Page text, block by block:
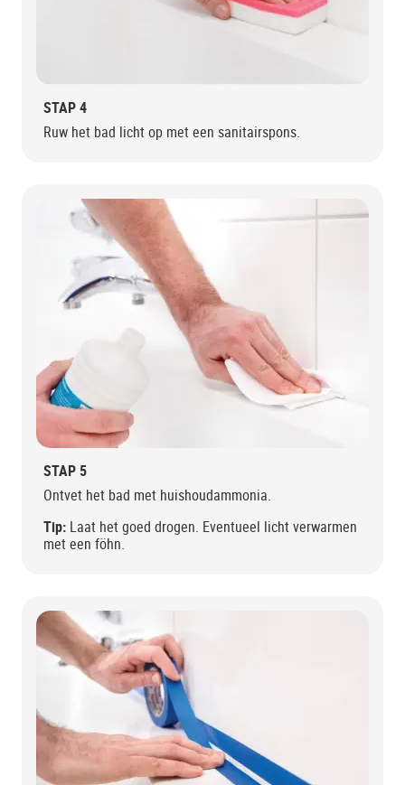
STAP 4
Ruw het bad licht op met een sanitairspons.
STAP 5
Ontvet het bad met huishoudammonia.
Tip: Laat het goed drogen. Eventueel licht verwarmen
met een föhn.